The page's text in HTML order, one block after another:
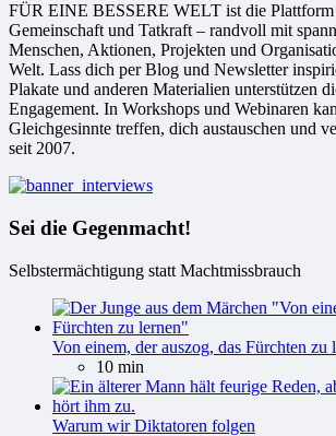
FÜR EINE BESSERE WELT ist die
Gemeinschaft und Tatkraft – randvoll mit
Menschen, Aktionen, Projekten und
Welt. Lass dich per Blog und Newsletter
Plakate und anderen Materialien unterstützen
Engagement. In Workshops und Webinaren
Gleichgesinnte treffen, dich austauschen und
seit 2007.
Sei die Gegenmacht!
Selbstermächtigung statt Machtmissbrauch
Von einem, der auszog, das Fürchten zu
10 min
Warum wir Diktatoren folgen